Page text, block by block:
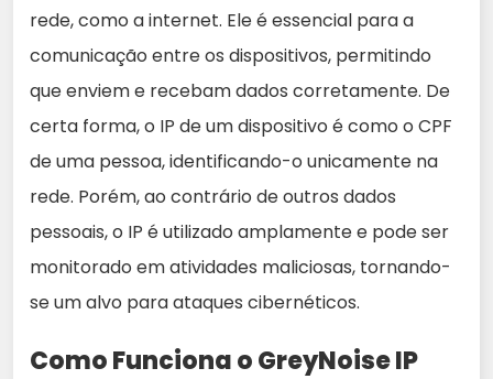
rede, como a internet. Ele é essencial para a
comunicação entre os dispositivos, permitindo
que enviem e recebam dados corretamente. De
certa forma, o IP de um dispositivo é como o CPF
de uma pessoa, identificando-o unicamente na
rede. Porém, ao contrário de outros dados
pessoais, o IP é utilizado amplamente e pode ser
monitorado em atividades maliciosas, tornando-
se um alvo para ataques cibernéticos.
Como Funciona o GreyNoise IP